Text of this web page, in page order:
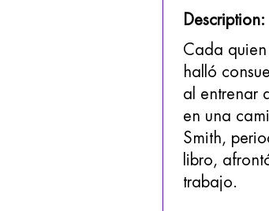
Description:
Cada
halló
al entrenar
en una
Smith,
libro,
trabajo.